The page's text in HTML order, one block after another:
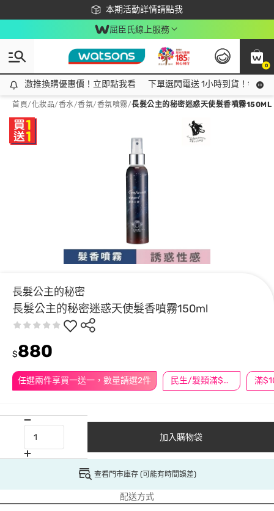
本期活動詳情請點我
下載app最高回饋$350
屈臣氏線上服務
0
激推換購優惠價！立即點我看
激推換購優惠價！立即點我看 下單選閃電送 1小時到貨！領神
首頁/化妝品/香水/香氛/香氛噴霧/長髮公主的秘密迷惑天使髮香噴霧150ML
長髮公主的秘密
長髮公主的秘密迷惑天使髮香噴霧150ml
任選兩件享買一送一，數量請選2件 民生/髮類滿$388送舒潔冰巾
$880
加入購物袋
查看門市庫存 (可能有時間誤差)
配送方式